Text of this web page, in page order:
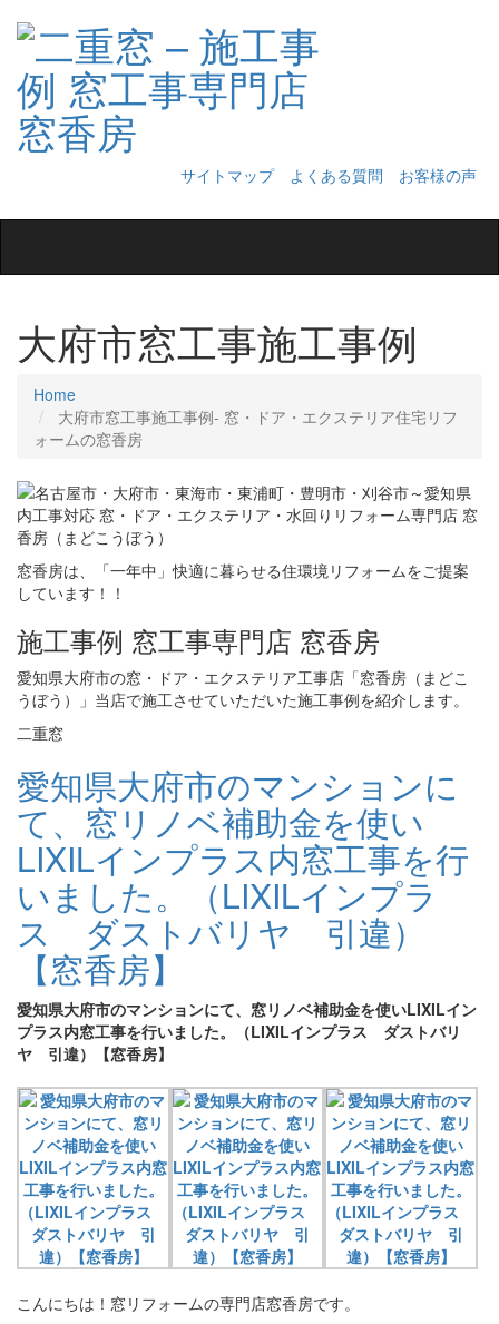
サイトマップ よくある質問
お客様の声
navigation
大府市窓工事施工事例
Home
大府市窓工事施工事例‐ 窓・ドア・エクステリア住宅リフ
ォームの窓香房
窓香房は、「一年中」快適に暮らせる住環境リフォームをご提案
しています！！
施工事例 窓工事専門店 窓香房
愛知県大府市の窓・ドア・エクステリア工事店「窓香房（まどこ
うぼう）」当店で施工させていただいた施工事例を紹介します。
二重窓
愛知県大府市のマンションに
て、窓リノベ補助金を使い
LIXILインプラス内窓工事を行
いました。（LIXILインプラ
ス ダストバリヤ 引違）
【窓香房】
愛知県大府市のマンションにて、窓リノベ補助金を使いLIXILイン
プラス内窓工事を行いました。（LIXILインプラス ダストバリ
ヤ 引違）【窓香房】
こんにちは！窓リフォームの専門店窓香房です。